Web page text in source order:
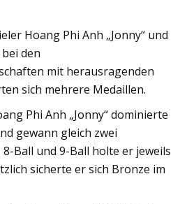
Hoang Phi Anh „Jonny“ und
den
mit herausragenden
sich mehrere Medaillen.
Phi Anh „Jonny“ dominierte
gewann gleich zwei
Ball und 9-Ball holte er jeweils
sicherte er sich Bronze im